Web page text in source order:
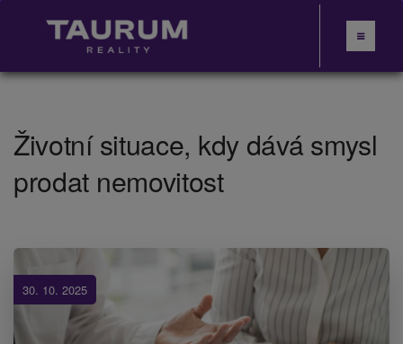
Životní situace, kdy dává smysl
prodat nemovitost
30. 10. 2025